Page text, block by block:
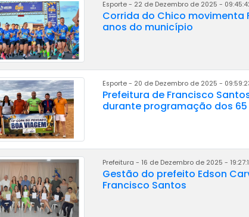
Esporte - 22 de Dezembro de 2025 -
Corrida do Chico
anos do município
Esporte - 20 de Dezembro de 2025 -
Prefeitura de Francisco
durante programação dos
Prefeitura - 16 de Dezembro de 2025 -
Gestão do prefeito Edson
Francisco Santos